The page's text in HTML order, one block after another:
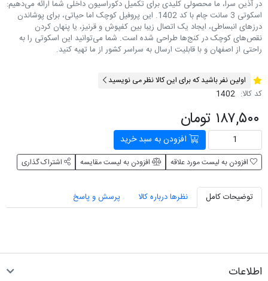
در آذین سرا، ما محصولی کلیدی برای تکمیل دکوراسیون داخلی شما ارائه می‌دهیم:
اسکوتی 3 سانت چام با کد 1402. این پروفیل کوچک اما حیاتی، برای پوشاندن
درزهای انبساطی، ایجاد یک اتصال زیبا بین کفپوش و قرنیز، یا پنهان کردن
نقص‌های کوچک در کنج‌ها طراحی شده است. شما می‌توانید این اسکوتی را به
راحتی از اصفهان و با قابلیت ارسال به سراسر کشور از ما تهیه کنید.
اولین نفر باشید که برای این کالا نظر می نویسید
کد کالا: 1402
۱۸۷,۵۰۰ تومان
افزودن به سبد خرید
افزودن به لیست مورد علاقه افزودن به لیست مقایسه اشتراک گذاری
توضیحات کامل نظرها درباره کالا پرسش و پاسخ
اطلاعات